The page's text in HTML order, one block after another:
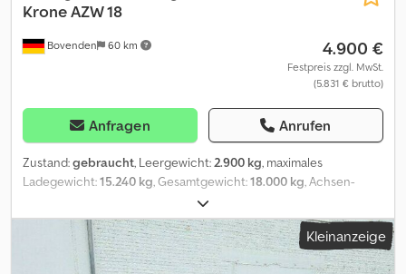
Bovenden 60 km
KroneAZW 18
4.900 €
Festpreis zzgl. MwSt.
(5.831 € brutto)
Anfragen Anrufen
Zustand:gebraucht, Leergewicht:2.900 kg, maximales
Ladegewicht:15.240 kg, Gesamtgewicht:18.000 kg, Achsen-
, Erstzulassung:
7.100 mm, Laderaumbreite:2.450 mm, Laderaumhöhe:2.500 mm,
Gesamtlänge:2.480 mm, Gesamtbreite:1.100 mm, Federung:Luft,
Reifengröße: 435/50R19,5, Farbe:Weiß, Kilometerstand:1.001 km,
Kleinanzeige